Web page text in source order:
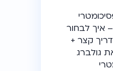
– איך לבחור
קצר +
גולברג